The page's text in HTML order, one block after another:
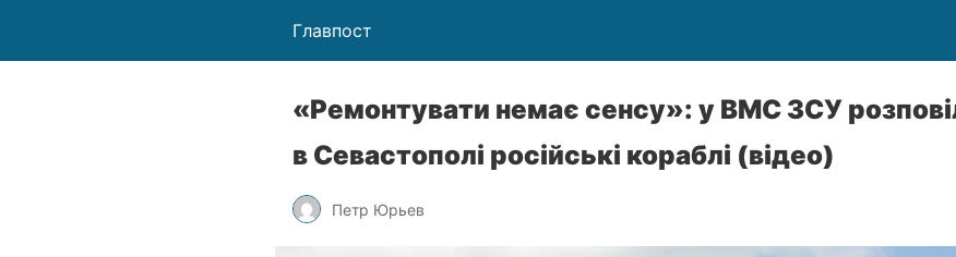
Главпост
«Ремонтувати немає сенсу»: у ВМС ЗСУ
в Севастополі російські кораблі (відео)
Петр Юрьев